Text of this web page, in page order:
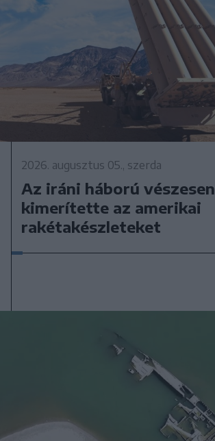
2026. augusztus 05., szerda
Az iráni háború vészesen
kimerítette az amerikai
rakétakészleteket